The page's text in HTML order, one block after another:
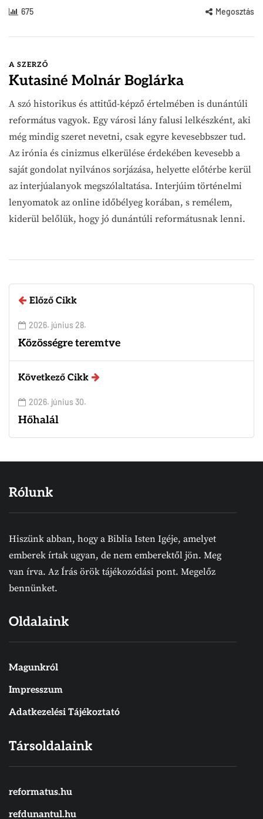
675 Megosztás
A SZERZŐ
Kutasiné Molnár Boglárka
A szó historikus és attitűd-képző értelmében is dunántúli
református vagyok. Egy városi lány falusi lelkészként, aki
még mindig szeret nevetni, csak egyre kevesebbszer tud.
Az irónia és cinizmus elkerülése érdekében kevesebb a
saját gondolat nyilvános sorjázása, helyette előtérbe kerül
az interjúalanyok megszólaltatása. Interjúim történelmi
lenyomatok az online időbélyeg korában, s remélem,
kiderül belőlük, hogy jó dunántúli reformátusnak lenni.
Előző Cikk
2026. június 28.
Közösségre teremtve
Következő Cikk
2026. június 30.
Hőhalál
Rólunk
Hiszünk abban, hogy a Biblia Isten Igéje, amelyet
emberek írtak ugyan, de nem emberektől jön. Meg
van írva. Az Írás örök tájékozódási pont. Megelőz
bennünket.
Oldalaink
Magunkról
Impresszum
Adatkezelési Tájékoztató
Társoldalaink
reformatus.hu
refdunantul.hu